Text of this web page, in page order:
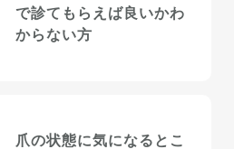
で診てもらえば良いかわ
からない方
爪の状態に気になるとこ